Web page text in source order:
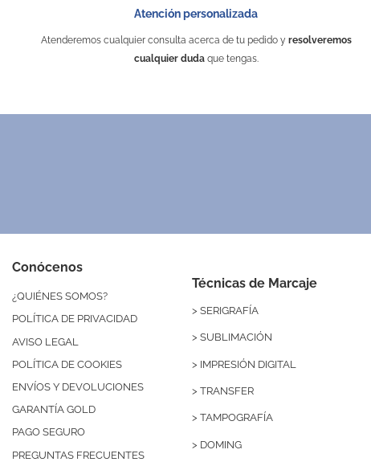
Atención personalizada
Atenderemos cualquier consulta acerca de tu pedido y resolveremos
cualquier dudaque tengas.
Conócenos
¿QUIÉNES SOMOS?
POLÍTICA DE PRIVACIDAD
AVISO LEGAL
POLÍTICA DE COOKIES
ENVÍOS Y DEVOLUCIONES
GARANTÍA GOLD
PAGO SEGURO
PREGUNTAS FRECUENTES
Técnicas de Marcaje
> SERIGRAFÍA
> SUBLIMACIÓN
> IMPRESIÓN DIGITAL
> TRANSFER
> TAMPOGRAFÍA
> DOMING